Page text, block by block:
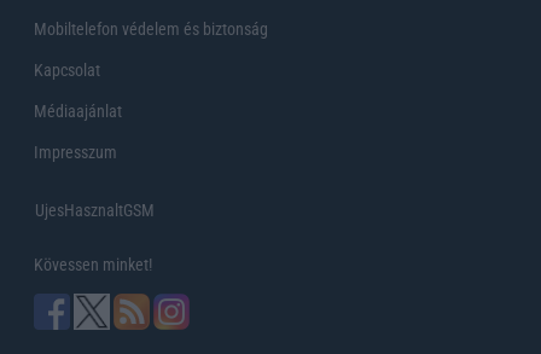
Mobiltelefon védelem és biztonság
Kapcsolat
Médiaajánlat
Impresszum
UjesHasznaltGSM
Kövessen minket!